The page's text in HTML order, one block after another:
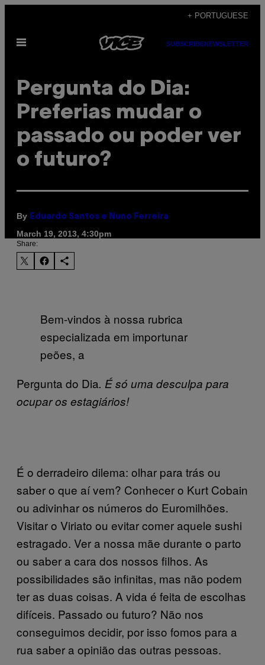
content
+ PORTUGUESE
Open
SUBSCRIBENEWSLETTER
Pergunta do Dia:
Preferias mudar o
passado ou poder ver
o futuro?
By Eduardo Santos e Nuno Ferreira
March 19, 2013, 4:30pm
Share:
Bem-vindos à nossa rubrica
especializada em importunar
peões, a
Pergunta do Dia. É só uma desculpa para
ocupar os estagiários!
É o derradeiro dilema: olhar para trás ou
saber o que aí vem? Conhecer o Kurt Cobain
ou adivinhar os números do Euromilhões.
Visitar o Viriato ou evitar comer aquele sushi
estragado. Ver a nossa mãe durante o parto
ou saber a cara dos nossos filhos. As
possibilidades são infinitas, mas não podem
ter as duas coisas. A vida é feita de escolhas
difíceis. Passado ou futuro? Não nos
conseguimos decidir, por isso fomos para a
rua saber a opinião das outras pessoas.